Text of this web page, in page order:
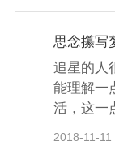
思念攥写
追星的人
能理解一
活，这一
2018-11-11